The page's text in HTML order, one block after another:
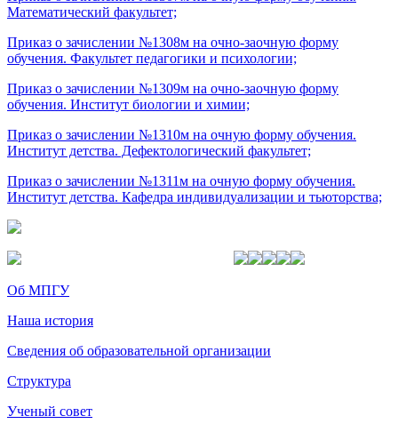
Математический факультет;
Приказ о зачислении №1308м на очно-заочную форму
обучения. Факультет педагогики и психологии;
Приказ о зачислении №1309м на очно-заочную форму
обучения. Институт биологии и химии;
Приказ о зачислении №1310м на очную форму обучения.
Институт детства. Дефектологический факультет;
Приказ о зачислении №1311м на очную форму обучения.
Институт детства. Кафедра индивидуализации и тьюторства;
Об МПГУ
Наша история
Сведения об образовательной организации
Структура
Ученый совет